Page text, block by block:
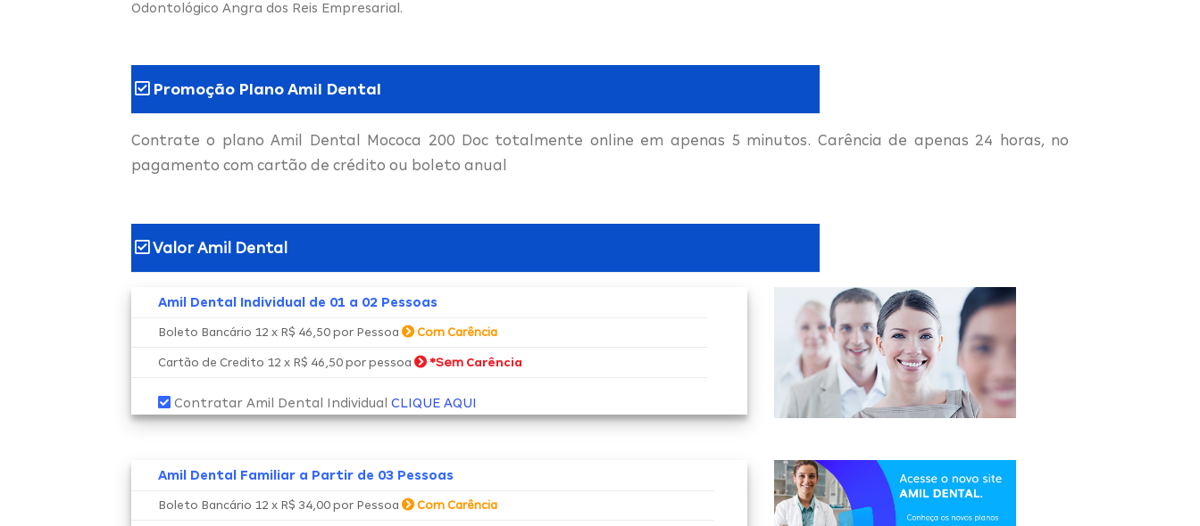
Odontológico Angra dos Reis Empresarial.
Promoção Plano Amil Dental
Contrate o plano Amil Dental Mococa 200 Doc totalmente online em apenas 5 minutos. Carência de apenas 24 horas, no
pagamento com cartão de crédito ou boleto anual
Valor Amil Dental
Amil Dental Individual de 01 a 02 Pessoas
Boleto Bancário 12 x R$ 46,50 por Pessoa Com Carência
Cartão de Credito 12 x R$ 46,50 por pessoa *Sem Carência
Contratar Amil Dental Individual CLIQUE AQUI
Amil Dental Familiar a Partir de 03 Pessoas
Boleto Bancário 12 x R$ 34,00 por Pessoa Com Carência